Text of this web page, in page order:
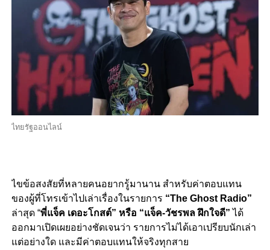
ไทยรัฐออนไลน์
ไขข้อสงสัยที่หลายคนอยากรู้มานาน สำหรับค่าตอบแทน
ของผู้ที่โทรเข้าไปเล่าเรื่องในรายการ “The Ghost Radio”
ล่าสุด “พี่แจ็ค เดอะโกสต์” หรือ “แจ็ค-วัชรพล ฝึกใจดี” ได้
ออกมาเปิดเผยอย่างชัดเจนว่า รายการไม่ได้เอาเปรียบนักเล่า
แต่อย่างใด และมีค่าตอบแทนให้จริงทุกสาย